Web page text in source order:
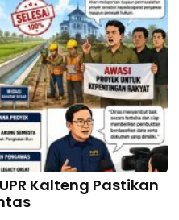
Kalteng Pastikan